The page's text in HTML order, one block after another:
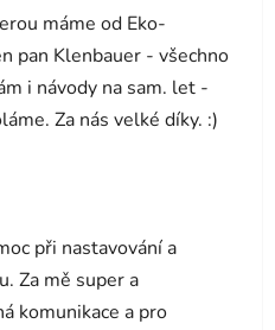
máme od Eko-
pan Klenbauer - všechno
i návody na sam. let -
Za nás velké díky. :)
hvězdiček.
při nastavování a
Za mě super a
komunikace a pro